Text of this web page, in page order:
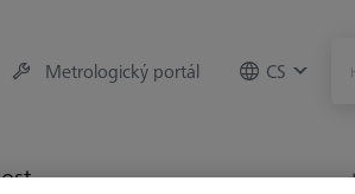
Metrologický portál CS